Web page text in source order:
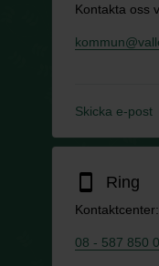
Kontakta oss
Skicka e-post
smartphone Ring
Kontaktcenter:
08 - 587 850